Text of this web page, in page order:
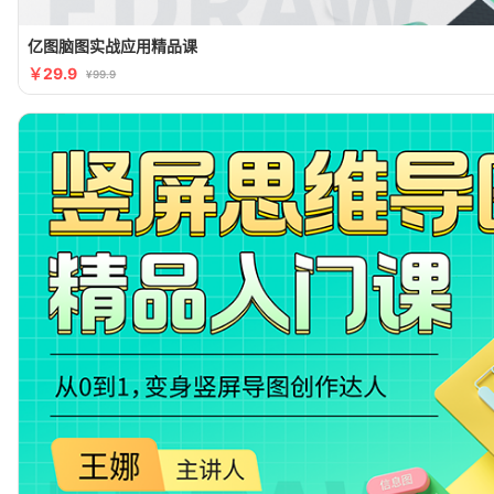
亿图脑图实战应用精品课
￥29.9
¥99.9